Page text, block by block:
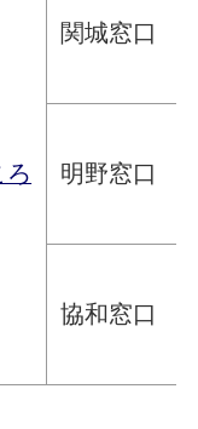
ろ
関
明野窓口
協和窓口